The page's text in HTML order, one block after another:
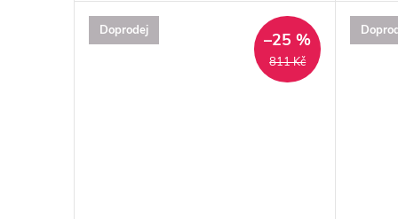
Doprodej
811 Kč
–25 %